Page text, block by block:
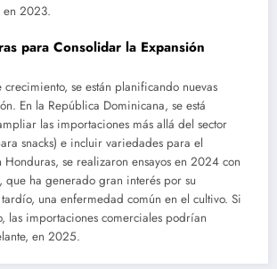
en 2023.
para Consolidar la Expansión
crecimiento, se están planificando nuevas
En la República Dominicana, se está
las importaciones más allá del sector
snacks) e incluir variedades para el
Honduras, se realizaron ensayos en 2024 con
que ha generado gran interés por su
una enfermedad común en el cultivo. Si
las importaciones comerciales podrían
en 2025.